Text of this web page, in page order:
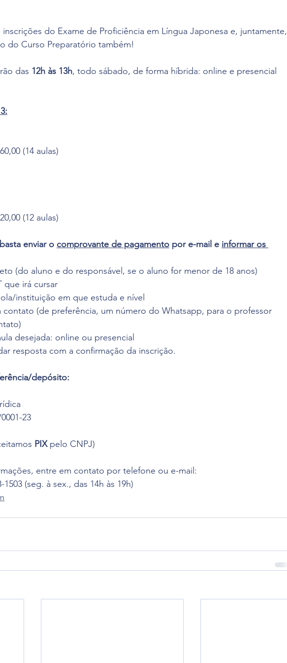
do Exame de Proficiência em Língua Japonesa e, juntamente,
do Curso Preparatório também!
das 12h às 13h, todo sábado, de forma híbrida: online e presencial
(14 aulas)
(12 aulas)
enviar o comprovante de pagamento por e-mail e informar os
(do aluno e do responsável, se o aluno for menor de 18 anos)
que irá cursar
instituição em que estuda e nível
contato (de preferência, um número do Whatsapp, para o professor
desejada: online ou presencial
resposta com a confirmação da inscrição.
depósito:
23
PIX pelo CNPJ)
entre em contato por telefone ou e-mail:
1503 (seg. à sex., das 14h às 19h)